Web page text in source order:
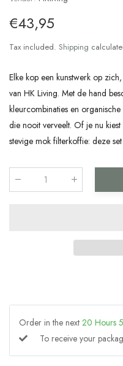
€43,95
Tax included. Shipping
Elke kop een kunstwerk op
van HK Living. Met de hand
kleurcombinaties en
die nooit verveelt. Of je nu
stevige mok filterkoffie: deze
Order in the next 20 Hours
To receive your